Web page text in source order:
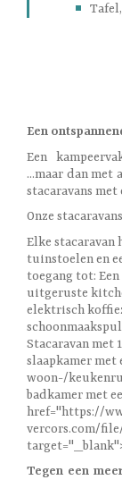
Een
Een
...maar dan met
stacaravans
Onze
Elke stacaravan
tuinstoelen en
toegang tot:
uitgeruste
elektrisch
Stacaravan met
slaapkamer met
woon-/
badkamer met
href="https://
vercors.com/
Tegen een